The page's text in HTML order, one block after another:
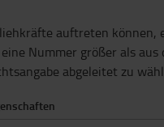
auftreten können,
Nummer größer als aus
abgeleitet zu